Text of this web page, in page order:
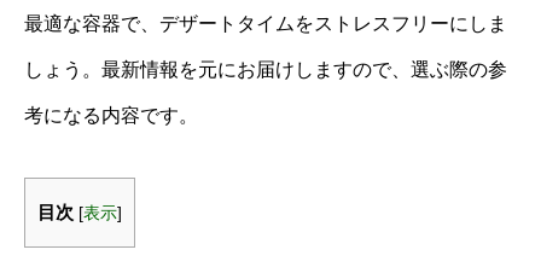
最適な容器で、デザートタイムをストレスフリーにしま
しょう。最新情報を元にお届けしますので、選ぶ際の参
考になる内容です。
目次 [表示]